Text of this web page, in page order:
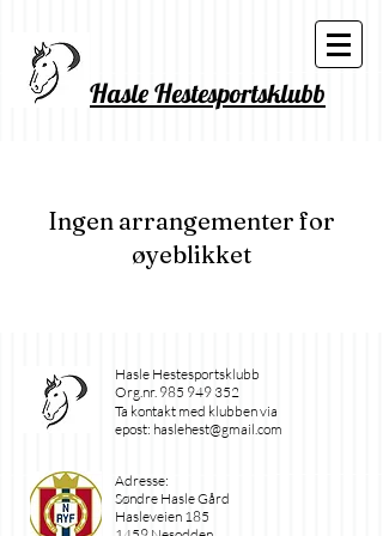
Hasle Hestesportsklubb
Ingen arrangementer for
øyeblikket
Hasle Hestesportsklubb
Org.nr. 985 949 352
Ta kontakt med klubben via
epost: haslehest@gmail.com
Adresse:
Søndre Hasle Gård
Hasleveien 185